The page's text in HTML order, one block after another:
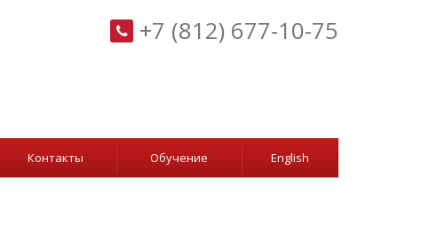
+7 (812) 677-10-75
Контакты Обучение English